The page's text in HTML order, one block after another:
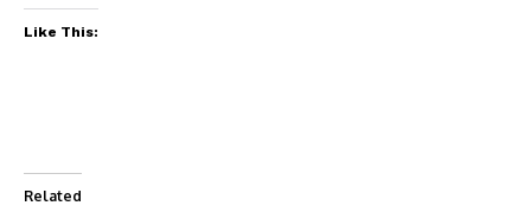
Like This:
Related